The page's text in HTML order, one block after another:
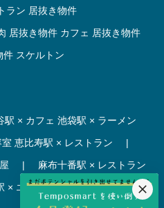
ラン 居抜き物件
居抜き物件 カフェ 居抜き物件
件 スケルトン
駅 × カフェ 池袋駅 × ラーメン
恵比寿駅 × レストラン
|
|
麻布十番駅 × レストラン
× エステ・マッサージ・サロン